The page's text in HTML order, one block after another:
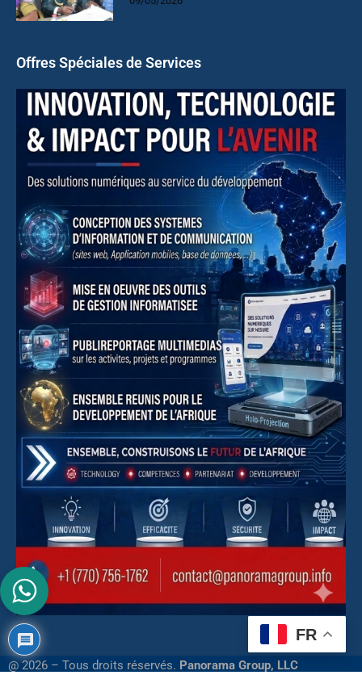
Offres Spéciales de Services
@ 2026 – Tous droits réservés. Panorama Group, LLC
FR